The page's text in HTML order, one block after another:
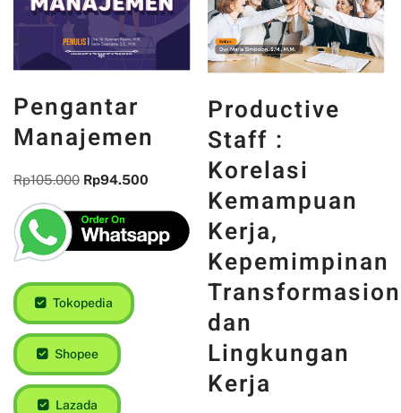
Pengantar
Manajemen
Rp105.000 Rp94.500
Tokopedia
Shopee
Lazada
Productive
Staff :
Korelasi
Kemampuan
Kerja,
Kepemimpinan
dan
Lingkungan
Kerja